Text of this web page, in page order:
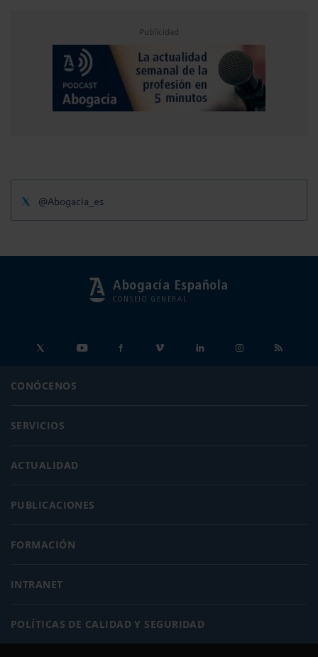
Publicidad
@Abogacia_es
Abogacía Española
CONSEJO GENERAL
CONÓCENOS
SERVICIOS
ACTUALIDAD
PUBLICACIONES
FORMACIÓN
INTRANET
POLÍTICAS DE CALIDAD Y SEGURIDAD